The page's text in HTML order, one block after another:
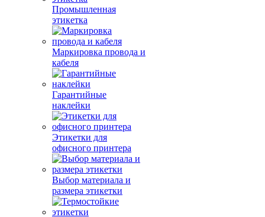
Промышленная
этикетка
Маркировка провода и
кабеля
Гарантийные
наклейки
Этикетки для
офисного принтера
Выбор материала и
размера этикетки